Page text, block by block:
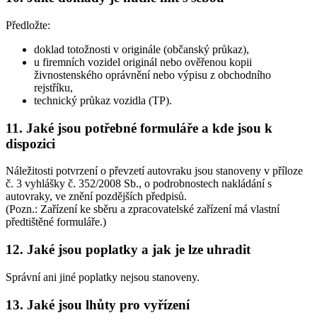
Předložte:
doklad totožnosti v originále (občanský průkaz),
u firemních vozidel originál nebo ověřenou kopii
živnostenského oprávnění nebo výpisu z obchodního
rejstříku,
technický průkaz vozidla (TP).
11. Jaké jsou potřebné formuláře a kde jsou k
dispozici
Náležitosti potvrzení o převzetí autovraku jsou stanoveny v příloze
č. 3 vyhlášky č. 352/2008 Sb., o podrobnostech nakládání s
autovraky, ve znění pozdějších předpisů.
(Pozn.: Zařízení ke sběru a zpracovatelské zařízení má vlastní
předtištěné formuláře.)
12. Jaké jsou poplatky a jak je lze uhradit
Správní ani jiné poplatky nejsou stanoveny.
13. Jaké jsou lhůty pro vyřízení